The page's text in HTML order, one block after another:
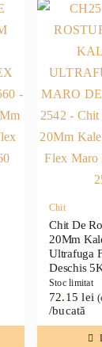
Chit
Chit De
20Mm
Ultrafuga
Deschis
Stoc limitat
72.15lei
/bucată